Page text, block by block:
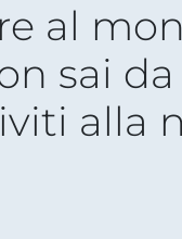
al
sai
alla